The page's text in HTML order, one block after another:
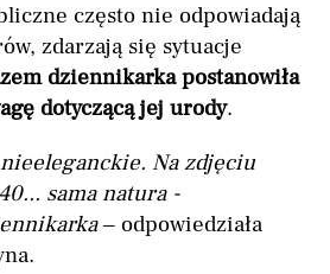
często nie odpowiadają
zdarzają się sytuacje
dziennikarka postanowiła
dotyczącą jej urody.
Na zdjęciu
sama natura -
– odpowiedziała